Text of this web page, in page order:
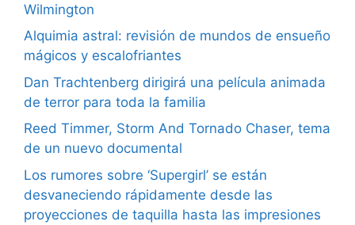
Wilmington
Alquimia astral: revisión de mundos de ensueño
mágicos y escalofriantes
Dan Trachtenberg dirigirá una película animada
de terror para toda la familia
Reed Timmer, Storm And Tornado Chaser, tema
de un nuevo documental
Los rumores sobre ‘Supergirl’ se están
desvaneciendo rápidamente desde las
proyecciones de taquilla hasta las impresiones